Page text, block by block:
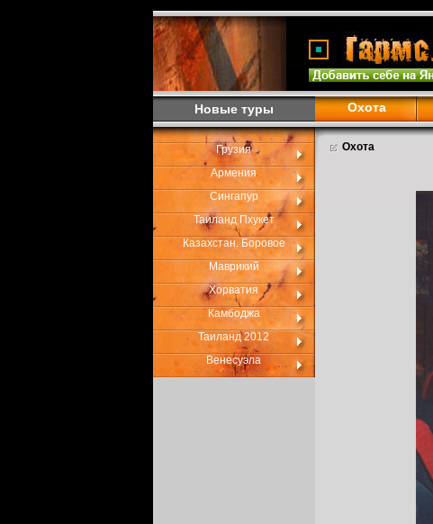
Новые туры Охота
Грузия
Армения
Сингапур
Таиланд Пхукет
Казахстан. Боровое
Маврикий
Хорватия
Камбоджа
Таиланд 2012
Венесуэла
Охота